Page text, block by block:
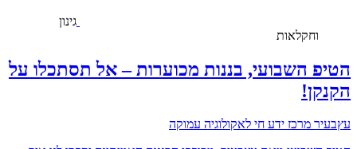
גינון
וחקלאות
הטיפ השבועי, בננות מכוערות – אל תסתכלו על
הקנקן!
עץבעיר מרכז ידע חי לאקולוגיה עמוקה